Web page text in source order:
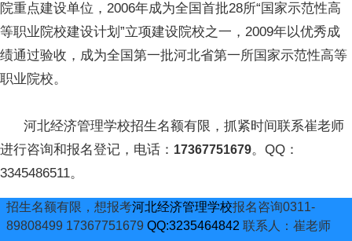
院重点建设单位，2006年成为全国首批28所“国家示范性高
等职业院校建设计划”立项建设院校之一，2009年以优秀成
绩通过验收，成为全国第一批河北省第一所国家示范性高等
职业院校。
河北经济管理学校招生名额有限，抓紧时间联系崔老师
进行咨询和报名登记，电话： 17367751679。QQ：
3345486511。
招生名额有限，想报考河北经济管理学校报名咨询0311-
89808499 17367751679 QQ:3235464842 联系人：崔老师